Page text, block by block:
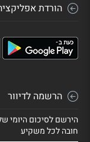
הורדת
הרשמה לדיוור
הירשם לסיכום היומי
חובה לכל משקיע